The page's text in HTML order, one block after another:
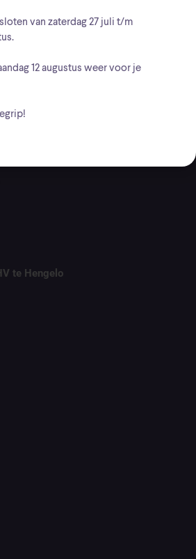
te Hengelo
van zaterdag27 juli t/m
.
12 augustus weer voor je